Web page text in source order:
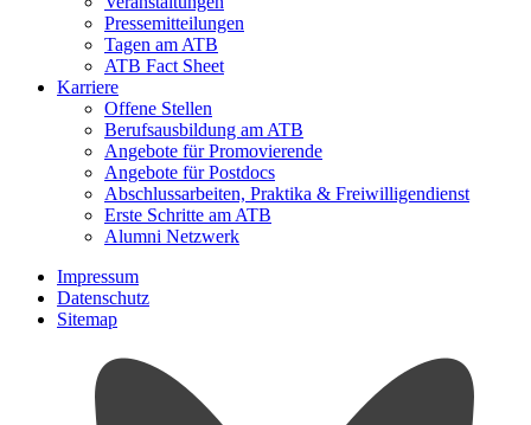
Pressemitteilungen
Tagen am ATB
ATB Fact Sheet
Karriere
Offene Stellen
Berufsausbildung am ATB
Angebote für Promovierende
Angebote für Postdocs
Abschlussarbeiten, Praktika & Freiwilligendienst
Erste Schritte am ATB
Alumni Netzwerk
Impressum
Datenschutz
Sitemap